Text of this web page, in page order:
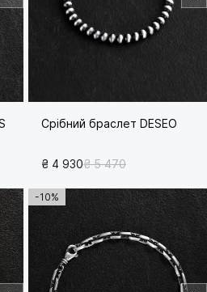
Срібний браслет DESEO
₴ 4 930₴ 5 470
-10%